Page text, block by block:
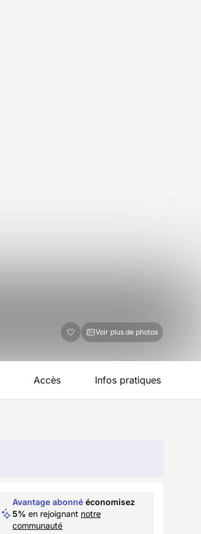
Voir plus de photos
Accès Infos pratiques
Avantage abonné économisez
5% en rejoignant notre
communauté